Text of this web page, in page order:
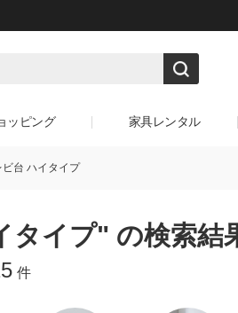
ッピング 家具レンタル
台 ハイタイプ
タイプ" の検索結
件